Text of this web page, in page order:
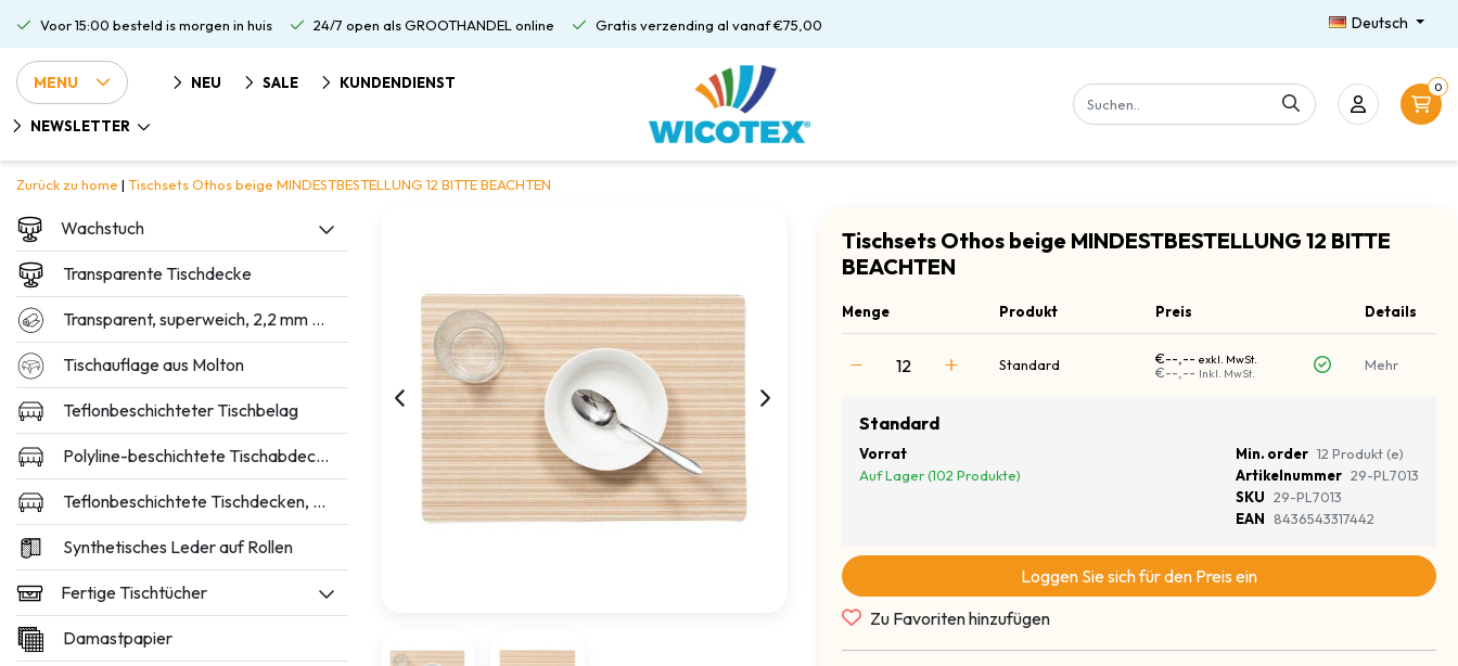
Voor 15:00 besteld is morgen in huis 24/7 open als GROOTHANDEL online Gratis verzending al vanaf €75,00 Deutsch
MENU NEU SALE KUNDENDIENST
NEWSLETTER
0
Zurück zu home | Tischsets Othos beige MINDESTBESTELLUNG 12 BITTE BEACHTEN
Wachstuch
Transparente Tischdecke
Transparent, superweich, 2,2 mm dick
Tischauflage aus Molton
Teflonbeschichteter Tischbelag
Polyline-beschichtete Tischabdeckung
Teflonbeschichtete Tischdecken, 160 und 180 cm breit
Synthetisches Leder auf Rollen
Fertige Tischtücher
Damastpapier
Tischsets Othos beige MINDESTBESTELLUNG 12 BITTE
BEACHTEN
Menge Produkt Preis Details
Standard €--,-- exkl. MwSt.
€--,-- Inkl. MwSt. Mehr
Standard
Vorrat
Auf Lager (102 Produkte)
Min. order 12 Produkt (e)
Artikelnummer 29-PL7013
SKU 29-PL7013
EAN
8436543317442
Loggen Sie sich für den Preis ein
Zu Favoriten hinzufügen